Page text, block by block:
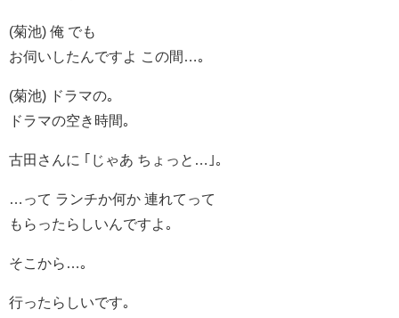
(菊池) 俺 でも
お伺いしたんですよ この間…｡
(菊池) ドラマの｡
ドラマの空き時間｡
古田さんに ｢じゃあ ちょっと…｣｡
…って ランチか何か 連れてって
もらったらしいんですよ｡
そこから…｡
行ったらしいです｡